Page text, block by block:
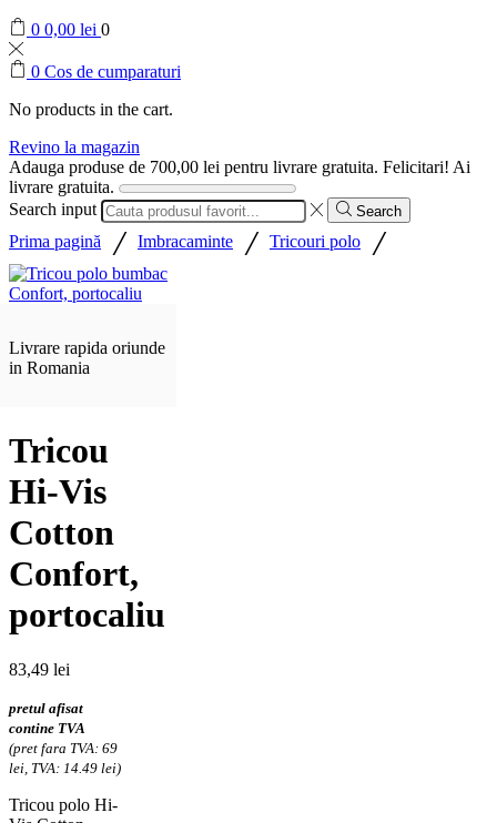
0 0,00 lei 0
0 Cos de cumparaturi
No products in the cart.
Revino la magazin
Adauga produse de 700,00 lei pentru livrare gratuita. Felicitari! Ai
livrare gratuita.
Search input
Search
Prima pagină / Imbracaminte / Tricouri polo /
Livrare rapida oriunde
in Romania
Tricou
Hi-Vis
Cotton
Confort,
portocaliu
83,49 lei
pretul afisat
contine TVA
(pret fara TVA: 69
lei, TVA: 14.49 lei)
Tricou polo Hi-